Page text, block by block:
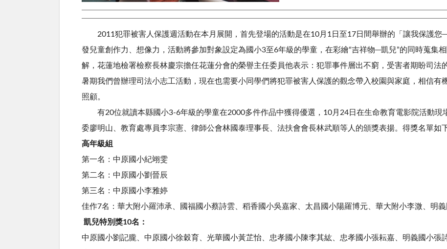
2011犯罪被害人保護週活動在本月展開，首先登場的活動是在10月1日至17日間舉辦的「讓我保護您
發兒童創作力、想像力，活動將參加對象設定為國小3至6年級的學童，在彩繪“吉祥物─凱兒”的同時蒐集
解，花蓮地檢署檢察長林慶宗擔任花蓮分會的榮譽主任委員他表示：犯罪事件層出不窮，受害者期盼司法
暑期我們曾辦理司法小志工活動，現在也需要小同學們將犯罪被害人保護的觀念帶入校園與家庭，相信有
照顧。
有20位就讀本縣國小3-6年級的學童在2000多件作品中獲得優選，10月24日在生命教育電影院活動現
委廖明山、教育處專員李宗憲、律師公會林國泰理事長、法扶會會長林武順等人的頒獎表揚。得獎名單如
高年級組
第一名：中原國小紀翊雯
第二名：中原國小劉晉辰
第三名：中原國小李雅婷
佳作7名：華大附小羅沛承、國福國小蔡詩雲、稻香國小吳嘉家、太昌國小陽羅博元、華大附小李溦、明
凱兒特別獎10名：
中原國小劉記朧、中原國小徐穀育、光華國小黃芷怡、忠孝國小陳李其紘、忠孝國小張耘嘉、明義國小張